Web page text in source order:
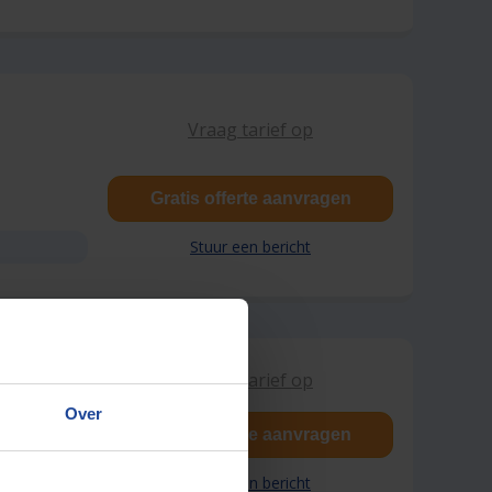
Over
Vraag tarief op
Gratis offerte aanvragen
Stuur een bericht
Vraag tarief op
Gratis offerte aanvragen
Stuur een bericht